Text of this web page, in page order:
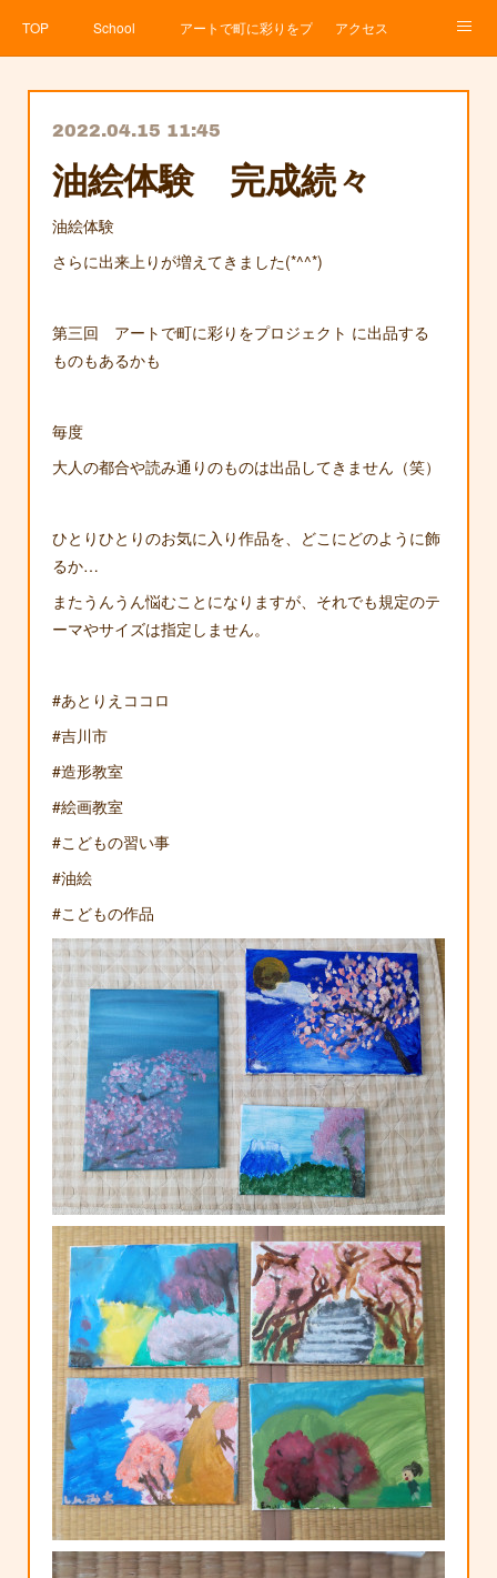
TOP School アートで町に彩りをプロジェクト
アクセス
2022.04.15 11:45
油絵体験 完成続々
油絵体験
さらに出来上りが増えてきました(*^^*)
第三回 アートで町に彩りをプロジェクト に出品する
ものもあるかも
毎度
大人の都合や読み通りのものは出品してきません（笑）
ひとりひとりのお気に入り作品を、どこにどのように飾
るか…
またうんうん悩むことになりますが、それでも規定のテ
ーマやサイズは指定しません。
#あとりえココロ
#吉川市
#造形教室
#絵画教室
#こどもの習い事
#油絵
#こどもの作品